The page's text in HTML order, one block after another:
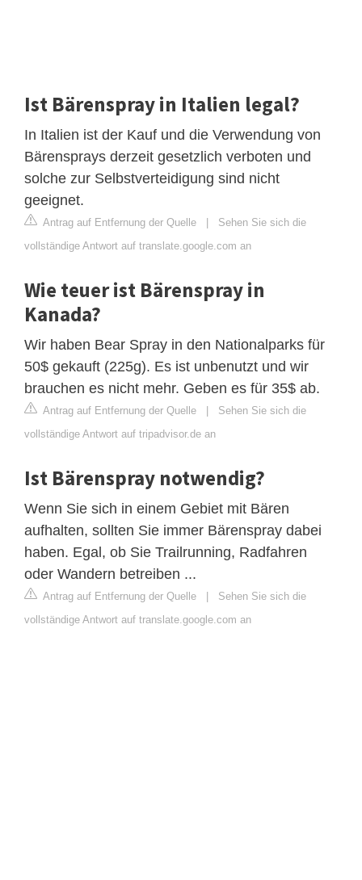
Ist Bärenspray in Italien legal?
In Italien ist der Kauf und die Verwendung von
Bärensprays derzeit gesetzlich verboten und
solche zur Selbstverteidigung sind nicht
geeignet.
Antrag auf Entfernung der Quelle | Sehen Sie sich die
vollständige Antwort auf translate.google.com an
Wie teuer ist Bärenspray in
Kanada?
Wir haben Bear Spray in den Nationalparks für
50$ gekauft (225g). Es ist unbenutzt und wir
brauchen es nicht mehr. Geben es für 35$ ab.
Antrag auf Entfernung der Quelle | Sehen Sie sich die
vollständige Antwort auf tripadvisor.de an
Ist Bärenspray notwendig?
Wenn Sie sich in einem Gebiet mit Bären
aufhalten, sollten Sie immer Bärenspray dabei
haben. Egal, ob Sie Trailrunning, Radfahren
oder Wandern betreiben ...
Antrag auf Entfernung der Quelle | Sehen Sie sich die
vollständige Antwort auf translate.google.com an